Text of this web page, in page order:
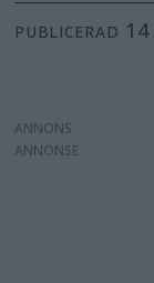
PUBLICERAD
ANNONS